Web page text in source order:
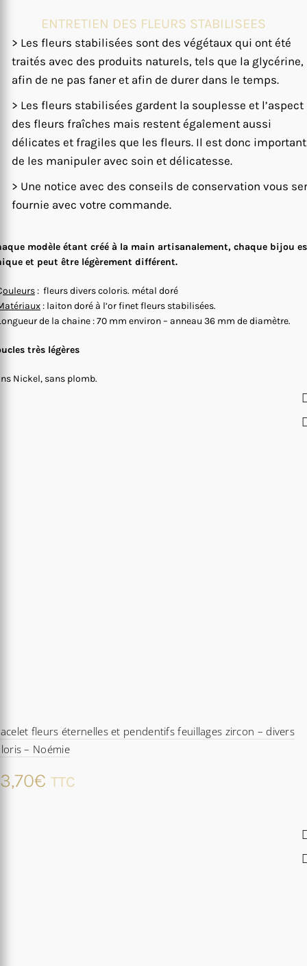
ENTRETIEN DES FLEURS STABILISEES
> Les fleurs stabilisées sont des végétaux qui ont été
traités avec des produits naturels, tels que la glycérine,
afin de ne pas faner et afin de durer dans le temps.
> Les fleurs stabilisées gardent la souplesse et l’aspect
des fleurs fraîches mais restent également aussi
délicates et fragiles que les fleurs. Il est donc important
de les manipuler avec soin et délicatesse.
> Une notice avec des conseils de conservation vous
fournie avec votre commande.
modèle étant créé à la main artisanalement, chaque bijou
et peut être légèrement différent.
ouleurs: fleurs divers coloris. métal doré
: laiton doré à l’or finet fleurs stabilisées.
de la chaine : 70 mm environ – anneau 36 mm de diamètre.
très légères
Nickel, sans plomb.
fleurs éternelles et pendentifs feuillages zircon – divers
– Noémie
€ TTC